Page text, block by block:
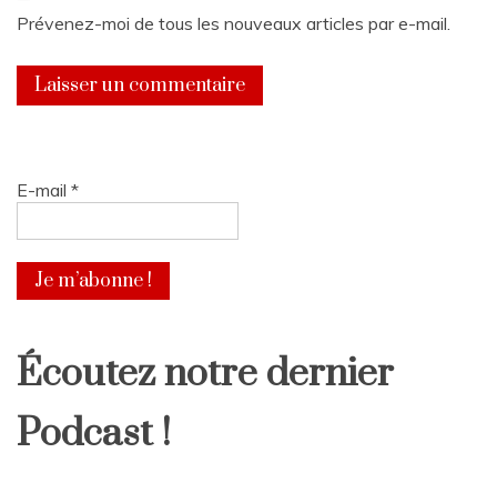
Prévenez-moi de tous les nouveaux articles par e-mail.
E-mail *
Écoutez notre dernier
Podcast !